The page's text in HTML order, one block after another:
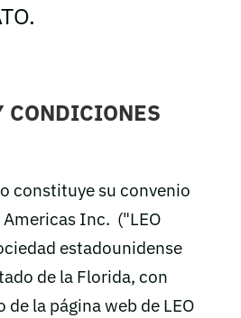
CONDICIONES
constituye su convenio
Americas Inc. ("LEO
estadounidense
de la Florida, con
de la página web de LEO